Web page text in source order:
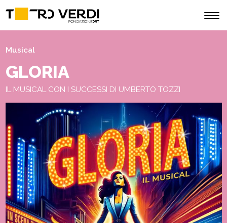
Musical
GLORIA
IL MUSICAL CON I SUCCESSI DI UMBERTO TOZZI